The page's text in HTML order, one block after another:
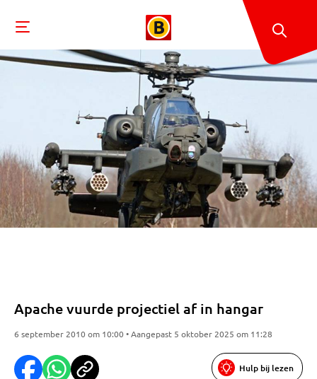
Apache vuurde projectiel af in hangar
6 september 2010 om 10:00 • Aangepast 5 oktober 2025 om 11:28
Hulp bij lezen